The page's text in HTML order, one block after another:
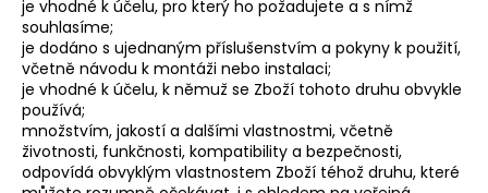
je vhodné k účelu, pro který ho požadujete a s nímž
souhlasíme;
je dodáno s ujednaným příslušenstvím a pokyny k použití,
včetně návodu k montáži nebo instalaci;
je vhodné k účelu, k němuž se Zboží tohoto druhu obvykle
používá;
množstvím, jakostí a dalšími vlastnostmi, včetně
životnosti, funkčnosti, kompatibility a bezpečnosti,
odpovídá obvyklým vlastnostem Zboží téhož druhu, které